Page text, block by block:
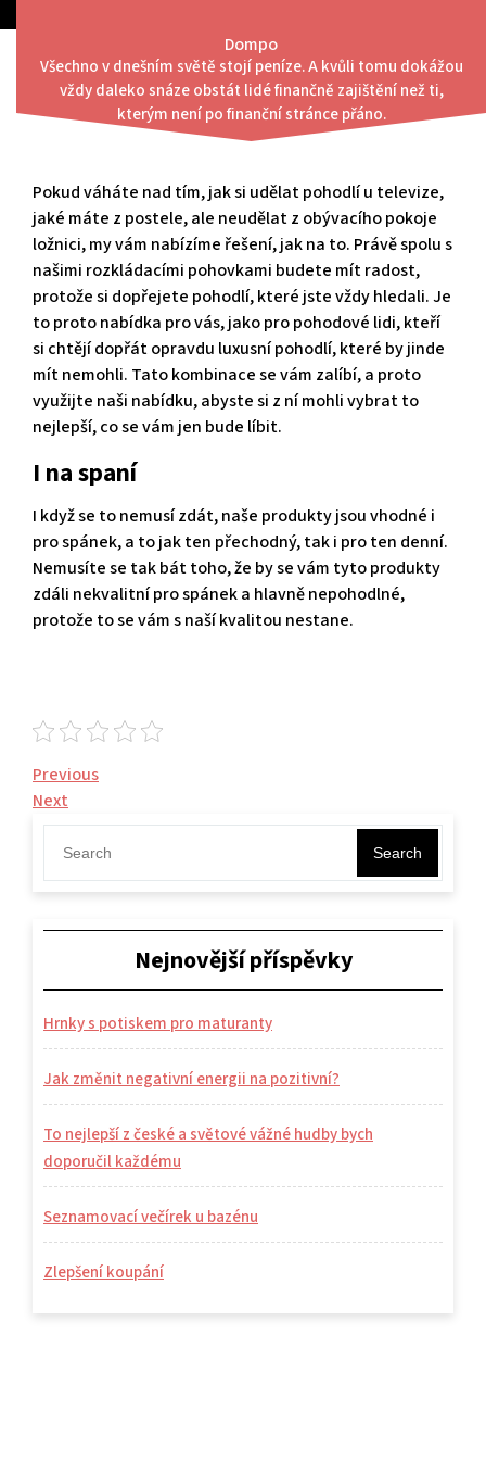
content
Dompo
Všechno v dnešním světě stojí peníze. A kvůli tomu dokážou
vždy daleko snáze obstát lidé finančně zajištění než ti,
kterým není po finanční stránce přáno.
Menu
Chcete dokonalou kombinaci?
Pokud váháte nad tím, jak si udělat pohodlí u televize,
jaké máte z postele, ale neudělat z obývacího pokoje
ložnici, my vám nabízíme řešení, jak na to. Právě spolu s
našimi rozkládacími pohovkami budete mít radost,
protože si dopřejete pohodlí, které jste vždy hledali. Je
to proto nabídka pro vás, jako pro pohodové lidi, kteří
si chtějí dopřát opravdu luxusní pohodlí, které by jinde
mít nemohli. Tato kombinace se vám zalíbí, a proto
využijte naši nabídku, abyste si z ní mohli vybrat to
nejlepší, co se vám jen bude líbit.
I na spaní
I když se to nemusí zdát, naše produkty jsou vhodné i
pro spánek, a to jak ten přechodný, tak i pro ten denní.
Nemusíte se tak bát toho, že by se vám tyto produkty
zdáli nekvalitní pro spánek a hlavně nepohodlné,
protože to se vám s naší kvalitou nestane.
Navigace
pro
příspěvek
Previous
Post
Previous
Next
Post
Next
Search
Nejnovější příspěvky
Hrnky s potiskem pro maturanty
Jak změnit negativní energii na pozitivní?
To nejlepší z české a světové vážné hudby bych
doporučil každému
Seznamovací večírek u bazénu
Zlepšení koupání